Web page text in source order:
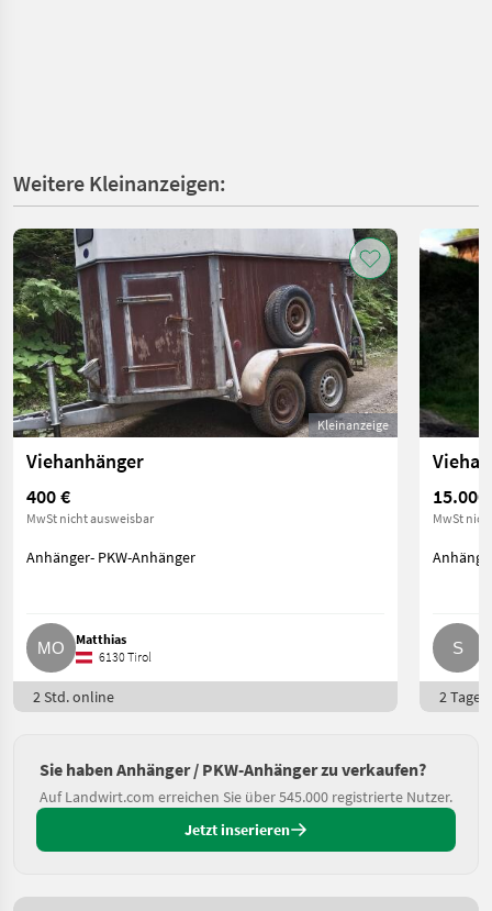
Weitere Kleinanzeigen:
Kleinanzeige
Viehanhänger
400 €
MwSt nicht ausweisbar
Anhänger- PKW-Anhänger
Matthias
6130 Tirol
2 Std. online
15.000
MwSt
2 Tage
Sie haben Anhänger / PKW-Anhänger zu verkaufen?
Auf Landwirt.com erreichen Sie über 545.000 registrierte Nutzer.
Jetzt inserieren